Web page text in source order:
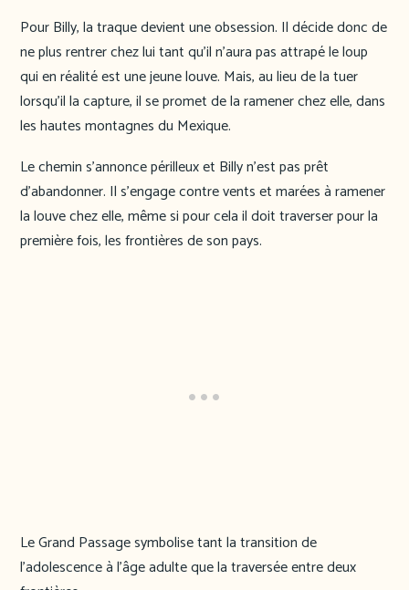
Pour Billy, la traque devient une obsession. Il décide donc de
ne plus rentrer chez lui tant qu’il n’aura pas attrapé le loup
qui en réalité est une jeune louve. Mais, au lieu de la tuer
lorsqu’il la capture, il se promet de la ramener chez elle, dans
les hautes montagnes du Mexique.
Le chemin s’annonce périlleux et Billy n’est pas prêt
d’abandonner. Il s’engage contre vents et marées à ramener
la louve chez elle, même si pour cela il doit traverser pour la
première fois, les frontières de son pays.
Le Grand Passage symbolise tant la transition de
l’adolescence à l’âge adulte que la traversée entre deux